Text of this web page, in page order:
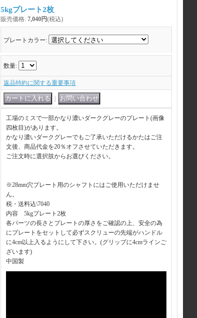
5kgプレート2枚
販売価格: 7,040円(税込)
プレートカラー:
数量:
返品特約に関する重要事項
工場のミスで一部かなり濃いダークグレーのプレート(画像
四枚目)があります。
かなり濃いダークグレーでもご了承いただけるかたはご注
文後、商品代金を20％オフさせていただきます。
ご注文時に選択肢からお選びください。
※28mm穴プレート用のシャフトにはご使用いただけませ
ん。
税・送料込\7040
内容 5kgプレート2枚
各パーツの長さとプレートの厚さをご確認の上、安全の為
にプレートをセットして必ずスクリューの先端がハンドル
に4cm以上入るようにして下さい。(グリップに4cmラインご
ざいます)
中国製